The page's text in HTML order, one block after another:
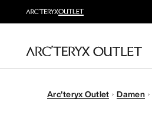
Arc'teryx Outlet Damen